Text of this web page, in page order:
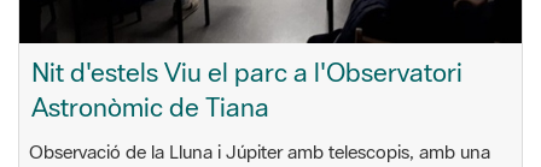
Nit d'estels Viu el parc a l'Observatori
Astronòmic de Tiana
Observació de la Lluna i Júpiter amb telescopis, amb una
petita xerrada prèvia per començar a descobrir el cel.